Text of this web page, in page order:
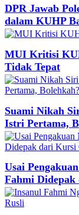
DPR Jawab
dalam KUHP
MUI Kritisi
Tidak Tepat
Suami Nikah
Istri Pertama,
Usai
Fahmi